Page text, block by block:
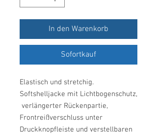
In den Warenkorb
Sofortkauf
Elastisch und stretchig.
Softshelljacke mit Lichtbogenschutz,
verlängerter Rückenpartie,
Frontreißverschluss unter
Druckknopfleiste und verstellbaren